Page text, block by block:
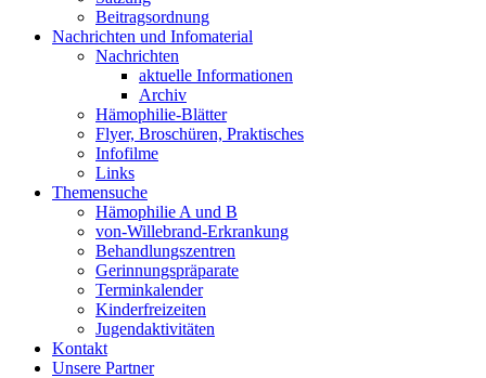
Beitragsordnung
Nachrichten und Infomaterial
Nachrichten
aktuelle Informationen
Archiv
Hämophilie-Blätter
Flyer, Broschüren, Praktisches
Infofilme
Links
Themensuche
Hämophilie A und B
von-Willebrand-Erkrankung
Behandlungszentren
Gerinnungspräparate
Terminkalender
Kinderfreizeiten
Jugendaktivitäten
Kontakt
Unsere Partner